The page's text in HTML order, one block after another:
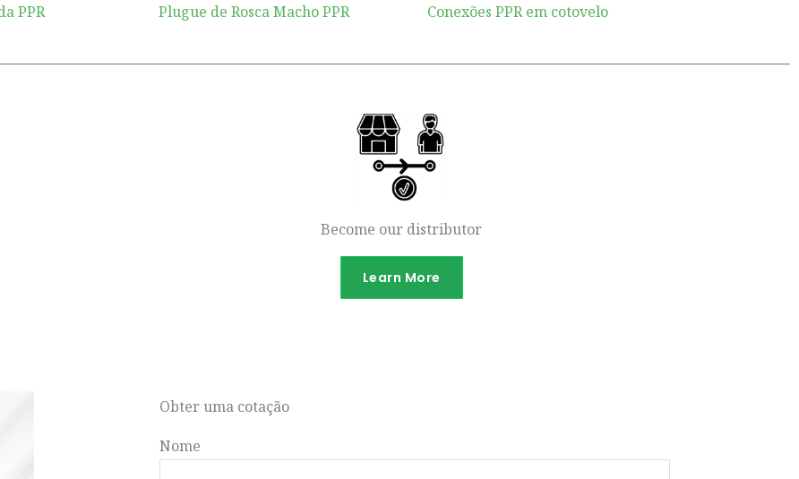
PPR Plugue de Rosca Macho PPR Conexões PPR em cotovelo
Become our distributor
Learn More
Obter uma cotação
Nome